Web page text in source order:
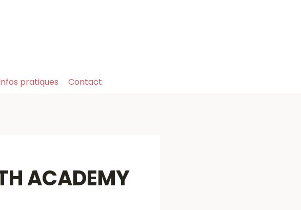
pratiques Contact
ACADEMY